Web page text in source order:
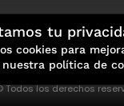
Todos los derechos
tu
cookies para
nuestra política de